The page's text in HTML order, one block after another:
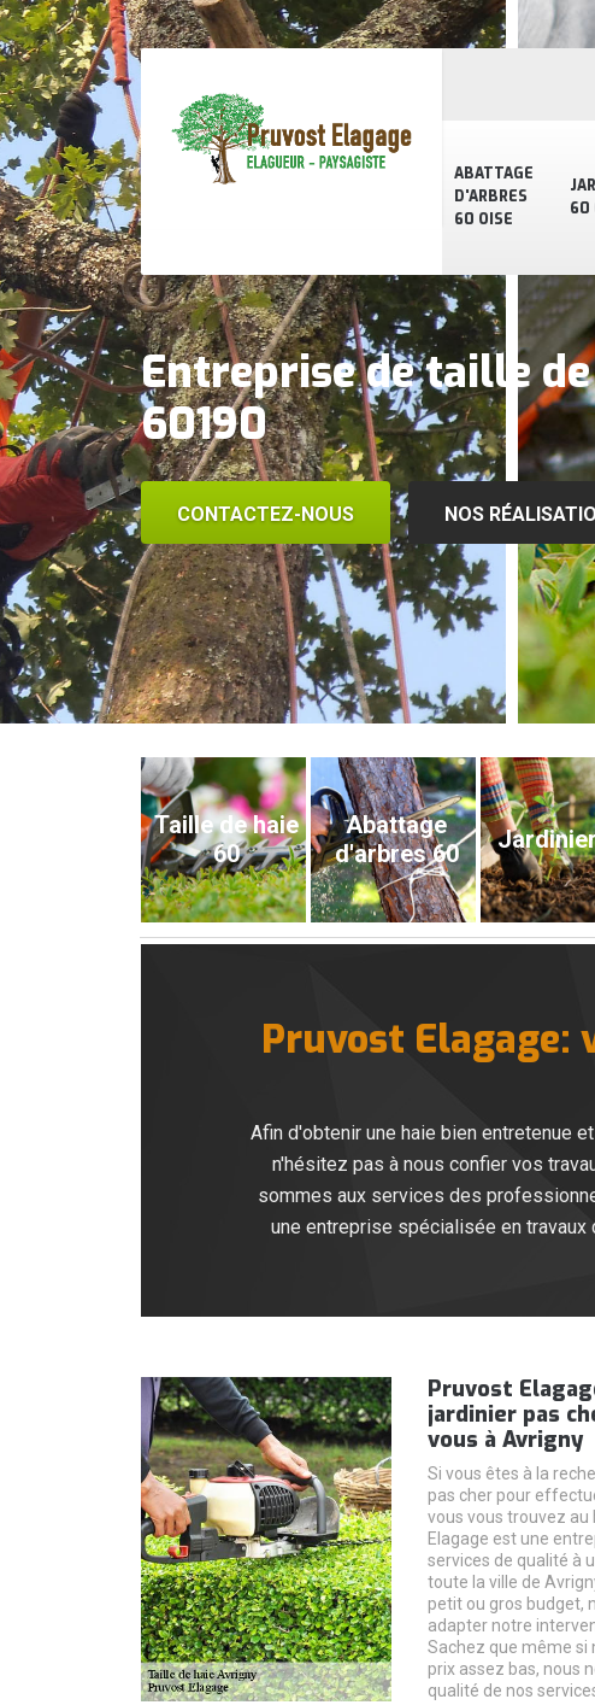
ABATTAGE
D'ARBRES
60 OISE
60
Entreprise de taille
60190
CONTACTEZ-NOUS NOS
Taille de haie
60
Abattage
d'arbres 60
Pruvost Elagage:
Afin d'obtenir une haie bien entretenue
n'hésitez pas à nous confier vos
sommes aux services des
une entreprise spécialisée en
Pruvost
jardinier pas
vous à Avrigny
Si vous êtes à la
pas cher pour
vous vous trouvez au
Elagage est une
services de qualité à
toute la ville de
petit ou gros budget,
adapter notre
Sachez que même si
prix assez bas, nous
qualité de nos